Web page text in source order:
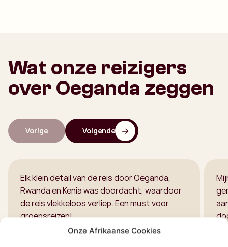
Onze Afrikaanse Cookies
Wat onze reizigers
over Oeganda zeggen
Vorige Volgende
Elk klein detail van de reis door Oeganda,
Rwanda en Kenia was doordacht, waardoor
de reis vlekkeloos verliep. Een must voor
groepsreizen!